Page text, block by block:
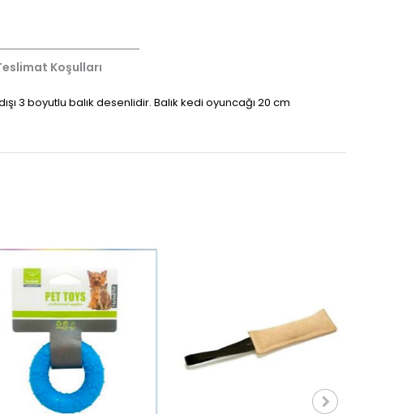
Koşulları
3 boyutlu balık desenlidir. Balık kedi oyuncağı 20 cm